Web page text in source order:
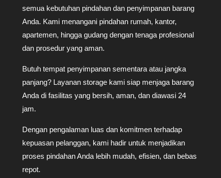
semua kebutuhan pindahan dan penyimpanan barang
Anda. Kami menangani pindahan rumah, kantor,
apartemen, hingga gudang dengan tenaga profesional
dan prosedur yang aman.
Butuh tempat penyimpanan sementara atau jangka
panjang? Layanan storage kami siap menjaga barang
Anda di fasilitas yang bersih, aman, dan diawasi 24
jam.
Dengan pengalaman luas dan komitmen terhadap
kepuasan pelanggan, kami hadir untuk menjadikan
proses pindahan Anda lebih mudah, efisien, dan bebas
repot.